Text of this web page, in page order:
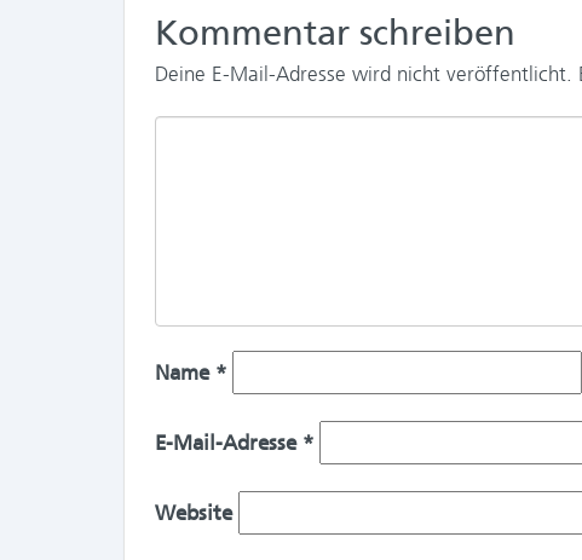
Kommentar schreiben
Deine E-Mail-Adresse wird nicht veröffentlicht.
Name *
E-Mail-Adresse *
Website